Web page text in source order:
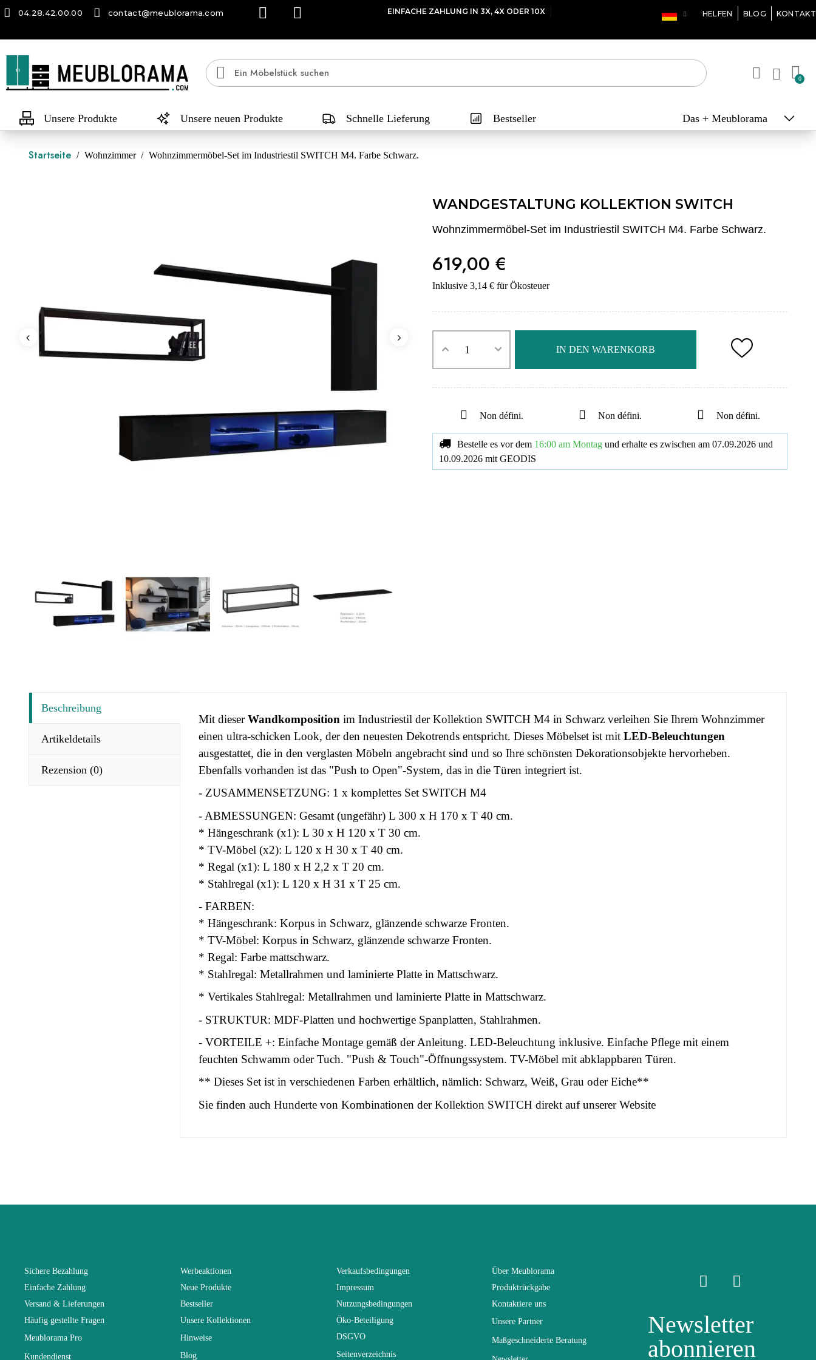
04.28.42.00.00 contact@meublorama.com EINFACHE ZAHLUNG IN 3X, 4X ODER 10X HELFEN BLOG KONTAKT
Unsere Produkte Unsere neuen Produkte Schnelle Lieferung Bestseller Das + Meublorama
Startseite Wohnzimmer Wohnzimmermöbel-Set im Industriestil SWITCH M4. Farbe Schwarz.
WANDGESTALTUNG KOLLEKTION SWITCH
Wohnzimmermöbel-Set im Industriestil SWITCH M4. Farbe Schwarz.
619,00 €
Inklusive 3,14 € für Ökosteuer
IN DEN WARENKORB
Non défini. Non défini. Non défini.
Bestelle es vor dem 16:00 am Montag und erhalte es zwischen am 07.09.2026 und
10.09.2026 mit GEODIS
Beschreibung
Artikeldetails
Rezension (0)
Mit dieserWandkomposition im Industriestil der Kollektion SWITCH M4 in Schwarz verleihen Sie Ihrem Wohnzimmer
einen ultra-schicken Look, der den neuesten Dekotrends entspricht. Dieses Möbelset ist mit LED-Beleuchtungen
ausgestattet, die in den verglasten Möbeln angebracht sind und so Ihre schönsten Dekorationsobjekte hervorheben.
Ebenfalls vorhanden ist das "Push to Open"-System, das in die Türen integriert ist.
- ZUSAMMENSETZUNG: 1 x komplettes Set SWITCH M4
- ABMESSUNGEN: Gesamt (ungefähr) L 300 x H 170 x T 40 cm.
* Hängeschrank (x1): L 30 x H 120 x T 30 cm.
* TV-Möbel (x2): L 120 x H 30 x T 40 cm.
* Regal (x1): L 180 x H 2,2 x T 20 cm.
* Stahlregal (x1): L 120 x H 31 x T 25 cm.
- FARBEN:
* Hängeschrank: Korpus in Schwarz, glänzende schwarze Fronten.
* TV-Möbel: Korpus in Schwarz, glänzende schwarze Fronten.
* Regal: Farbe mattschwarz.
* Stahlregal: Metallrahmen und laminierte Platte in Mattschwarz.
* Vertikales Stahlregal: Metallrahmen und laminierte Platte in Mattschwarz.
- STRUKTUR: MDF-Platten und hochwertige Spanplatten, Stahlrahmen.
- VORTEILE +: Einfache Montage gemäß der Anleitung. LED-Beleuchtung inklusive. Einfache Pflege mit einem
feuchten Schwamm oder Tuch. "Push & Touch"-Öffnungssystem. TV-Möbel mit abklappbaren Türen.
** Dieses Set ist in verschiedenen Farben erhältlich, nämlich: Schwarz, Weiß, Grau oder Eiche**
Sie finden auch Hunderte von Kombinationen der Kollektion SWITCH direkt auf unserer Website
Lieferzeiten (Anz. Tage) 21
Sichere Bezahlung
Einfache Zahlung
Versand & Lieferungen
Häufig gestellte Fragen
Meublorama Pro
Kundendienst
Werbeaktionen
Neue Produkte
Bestseller
Unsere Kollektionen
Hinweise
Blog
Verkaufsbedingungen
Impressum
Nutzungsbedingungen
Öko-Beteiligung
DSGVO
Seitenverzeichnis
Über Meublorama
Produktrückgabe
Kontaktiere uns
Unsere Partner
Maßgeschneiderte Beratung
Newsletter
abonnieren